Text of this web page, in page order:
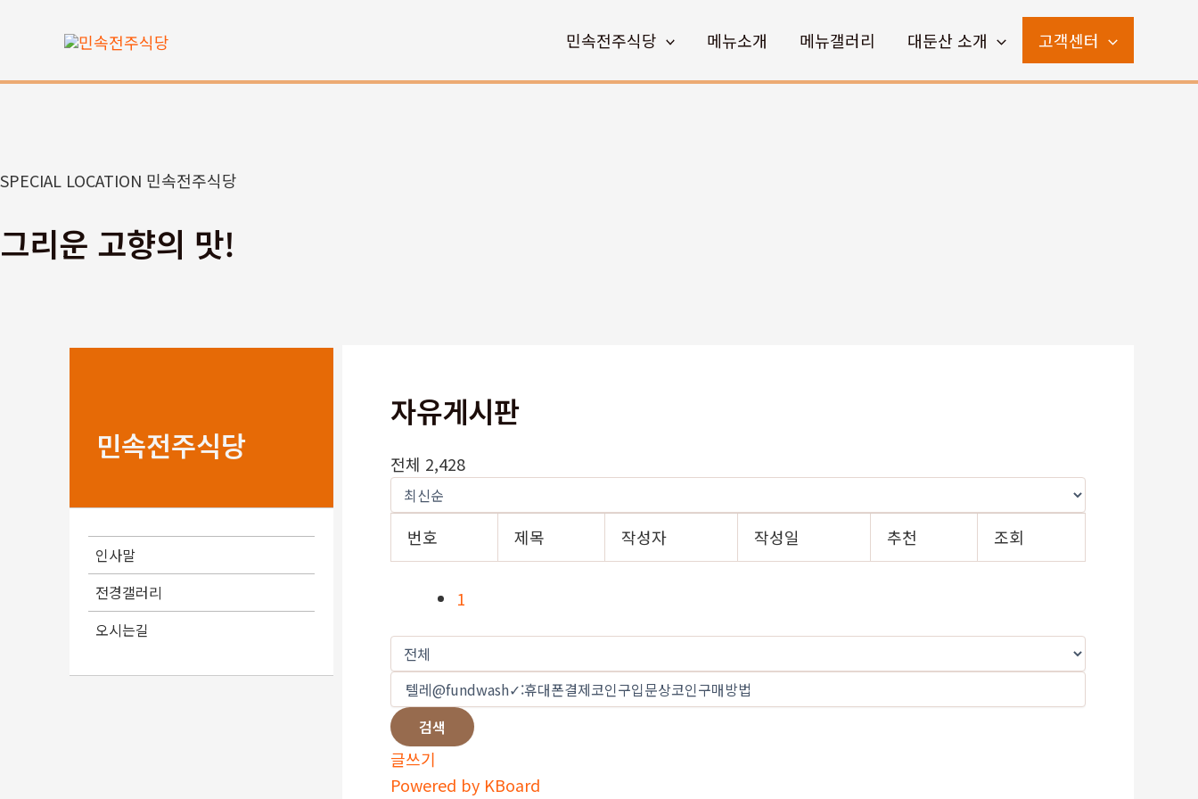
로
기
민속전주식당 메뉴소개 메뉴갤러리 대둔산 소개 고객센터
SPECIAL LOCATION 민속전주식당
그리운 고향의 맛!
민속전주식당
인사말
전경갤러리
오시는길
자유게시판
전체 2,428
번호 제목 작성자 작성일 추천 조회
1
검색
글쓰기
Powered by KBoard